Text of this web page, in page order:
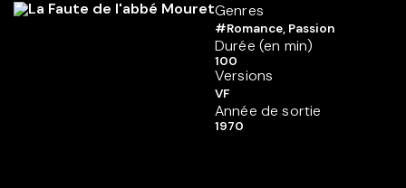
Genres
#Romance, Passion
Durée (en min)
100
Versions
VF
Année de sortie
1970